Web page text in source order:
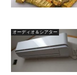
オーディオ＆シアター